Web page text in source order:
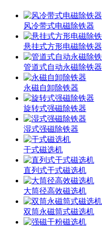
风冷带式电磁除铁器
悬挂式方形电磁除铁器
管道式自动永磁除铁器
永磁自卸除铁器
旋转式强磁除铁器
湿式强磁除铁器
干式磁选机
直列式干式磁选机
大筒径高效磁选机
双筒永磁筒式磁选机